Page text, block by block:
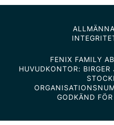
FENIX FAMILY
HUVUDKONTOR:
GODKÄND